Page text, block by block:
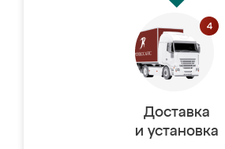
Доставка
и установка